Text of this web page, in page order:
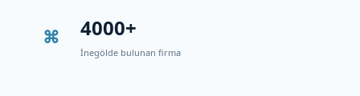
4000+
İnegölde bulunan firma